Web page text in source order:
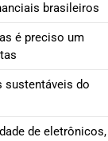
brasileiros
é preciso um
sustentáveis do
de eletrônicos,